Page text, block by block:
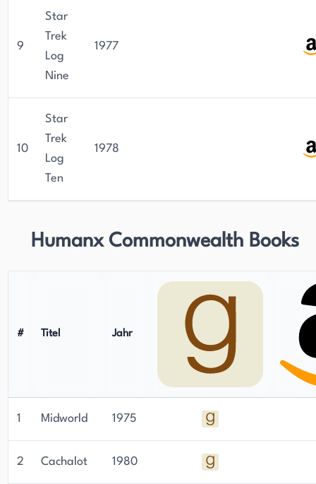
9
Star
Trek
Log
Nine
1977
10
Star
Trek
Log
Ten
1978
Humanx Commonwealth Books
# Titel Jahr
1 Midworld 1975
2 Cachalot 1980